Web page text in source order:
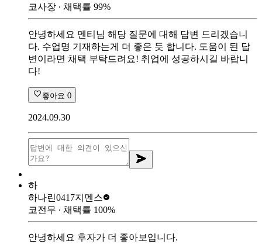
코사장 ∙ 채택률 99%
안녕하세요 멘티님 해당 질문에 대해 답변 드리겠습니
다. 수업명 기재하는게 더 좋은 듯 합니다. 도움이 된 답
변이라면 채택 부탁드려요! 취업에 성공하시길 바랍니
다!
좋아요 0
2024.09.30
하
하나린0417지멘스
코전무 ∙ 채택률 100%
안녕하세요 후자가 더 좋아보입니다.